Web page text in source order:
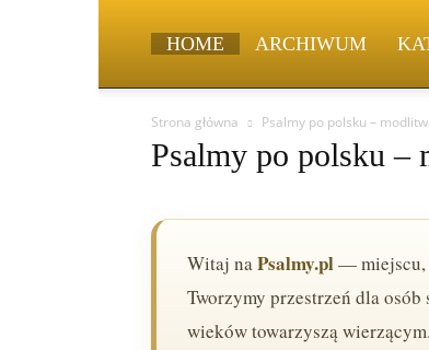
HOME ARCHIWUM
Strona główna Psalmy po polsku –
Psalmy po polsku –
Witaj naPsalmy.pl— miejscu,
Tworzymy przestrzeń dla
wieków towarzyszą